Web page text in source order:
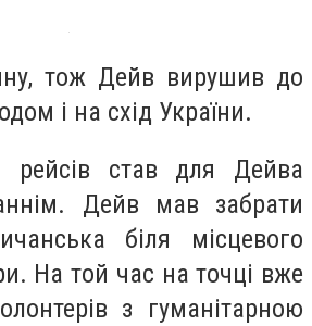
тож Дейв вирушив до
і на схід України.
став для Дейва
Дейв мав забрати
біля місцевого
На той час на точці вже
з гуманітарною